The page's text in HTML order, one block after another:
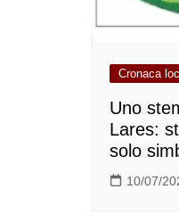
Cronaca
Uno
Lares:
solo
10/07/